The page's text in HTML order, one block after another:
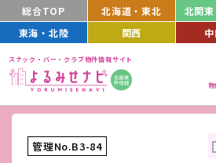
総合TOP 北海道・東北 北関
東海・北陸
関西
スナック・バー・クラブ物件情報サイト
物
管理No.B3-84